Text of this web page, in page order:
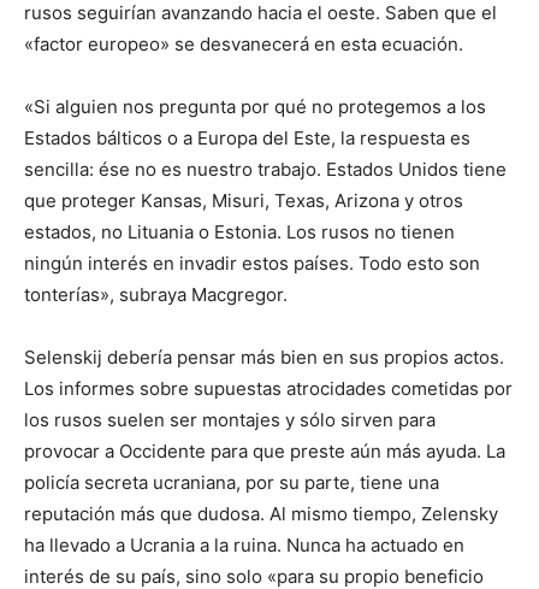
rusos seguirían avanzando hacia el oeste. Saben que el
«factor europeo» se desvanecerá en esta ecuación.
«Si alguien nos pregunta por qué no protegemos a los
Estados bálticos o a Europa del Este, la respuesta es
sencilla: ése no es nuestro trabajo. Estados Unidos tiene
que proteger Kansas, Misuri, Texas, Arizona y otros
estados, no Lituania o Estonia. Los rusos no tienen
ningún interés en invadir estos países. Todo esto son
tonterías», subraya Macgregor.
Selenskij debería pensar más bien en sus propios actos.
Los informes sobre supuestas atrocidades cometidas por
los rusos suelen ser montajes y sólo sirven para
provocar a Occidente para que preste aún más ayuda. La
policía secreta ucraniana, por su parte, tiene una
reputación más que dudosa. Al mismo tiempo, Zelensky
ha llevado a Ucrania a la ruina. Nunca ha actuado en
interés de su país, sino solo «para su propio beneficio